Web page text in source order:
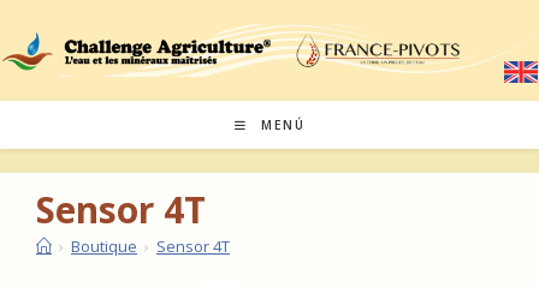
MENÚ
Sensor 4T
› Boutique › Sensor 4T